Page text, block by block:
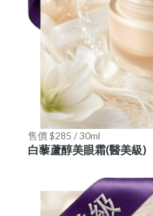
售價 $285 / 30ml
白藜蘆醇美眼霜(醫美級)